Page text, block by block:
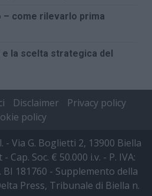
– come rilevarlo prima
e la scelta strategica del
Disclaimer
Privacy policy
policy
- Via G. Boglietti 2, 13900 Biella
Soc. € 50.000 i.v. - P. IVA:
BI 181760 - Supplemento della
Press, Tribunale di Biella n.